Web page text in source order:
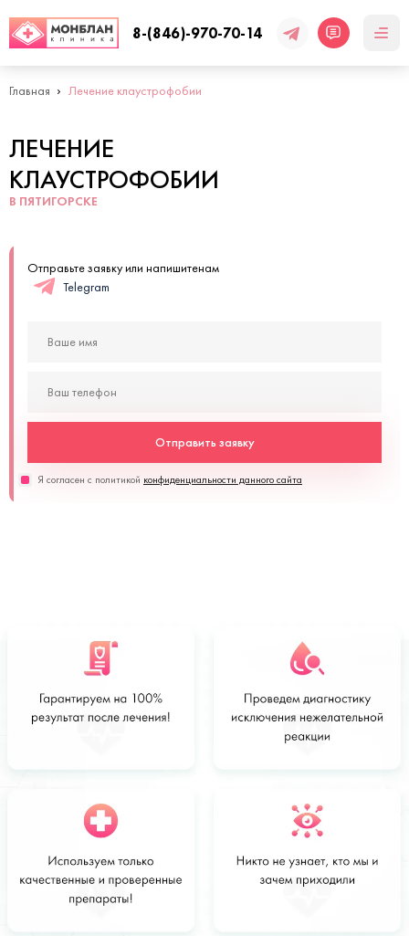
8-(846)-970-70-14
Главная Лечение клаустрофобии
ЛЕЧЕНИЕ
КЛАУСТРОФОБИИ
В ПЯТИГОРСКЕ
Отправьте заявку или напишитенам
Telegram
Отправить заявку
Я согласен с политикой конфиденциальности данного сайта
Стоимость
от 3200 руб
Заказать